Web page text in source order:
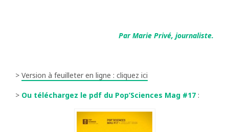
Par Marie Privé, journaliste.
> Version à feuilleter en ligne : cliquez ici
> Ou téléchargez le pdf du Pop’Sciences Mag #17 :